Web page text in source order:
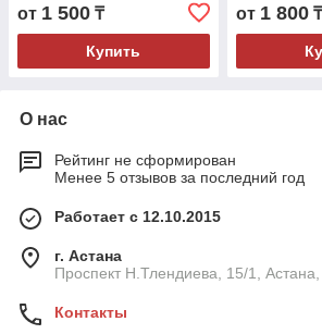
от 1 500 ₸
Купить
от 1 800₸
О нас
Рейтинг не сформирован
Менее 5 отзывов за последний год
Работает с 12.10.2015
г. Астана
Проспект Н.Тлендиева, 15/1, Астана,
Контакты